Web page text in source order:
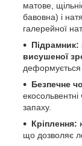
матове,
бавовна) і
галерейної
Підрамник:
висушеної
деформується
Безпечне
запаху.
Кріплення:
що дозволяє